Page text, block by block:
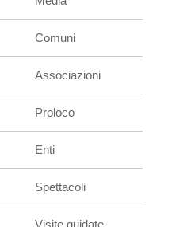
Comuni
Associazioni
Proloco
Enti
Spettacoli
Visite guidate